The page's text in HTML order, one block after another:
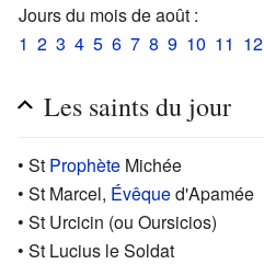
Jours du mois de août :
1 2 3 4 5 6 7 8 9 10 11 12
Les saints du jour
• St Prophète Michée
• St Marcel, Évêqued'Apamée
• St Urcicin (ou Oursicios)
• St Lucius le Soldat